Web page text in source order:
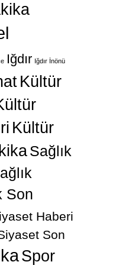
Iğdır Iğdır İnönü
Kültür
Kültür
Sağlık
Son
Haberi
Son
Spor